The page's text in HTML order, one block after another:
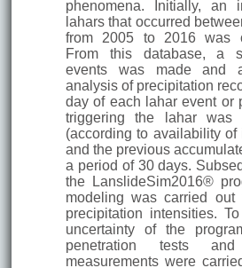
phenomena. Initially, an
lahars that occurred
from 2005 to 2016 was
From this database, a
events was made and
analysis of precipitation
day of each lahar event or
triggering the lahar was
(according to availability of
and the previous
a period of 30 days.
the LanslideSim2016®
modeling was carried out
precipitation intensities.
uncertainty of the
penetration tests and
measurements were